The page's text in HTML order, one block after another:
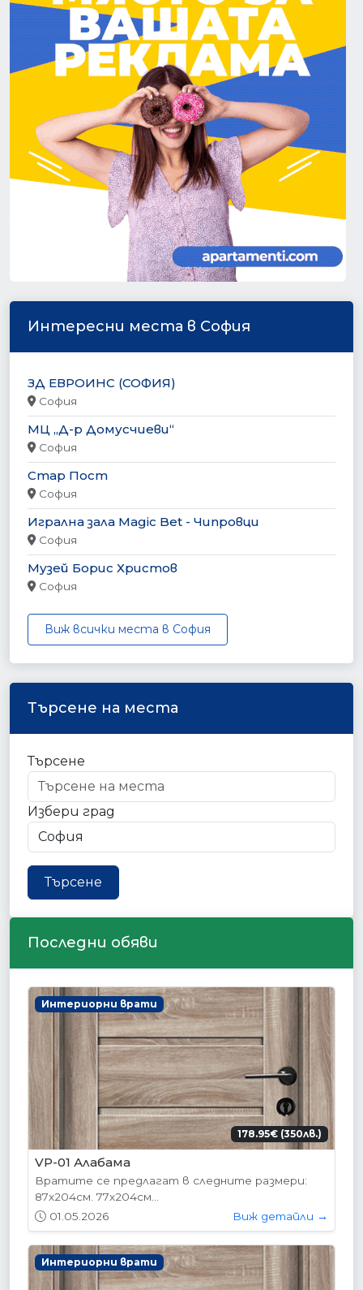
Интересни места в София
ЗД ЕВРОИНС (СОФИЯ)
София
МЦ „Д-р Домусчиеви“
София
Стар Пост
София
Игрална зала Magic Bet - Чипровци
София
Музей Борис Христов
София
Виж всички места в София
Търсене на места
Търсене
Избери град
Търсене
Последни обяви
Интериорни врати
178.95€ (350лв.)
VP-01 Алабама
Вратите се предлагат в следните размери:
87х204см. 77х204см...
01.05.2026
Виж детайли →
Интериорни врати